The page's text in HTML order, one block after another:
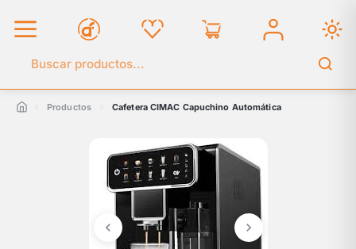
Buscar en el catálogo
Productos Cafetera CIMAC Capuchino Automática